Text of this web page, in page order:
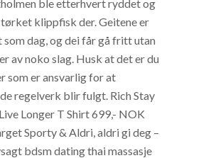
ble etterhvert ryddet og
klippfisk der. Geitene er
som dag, og dei får gå fritt utan
av noko slag. Husk at det er du
som er ansvarlig for at
regelverk blir fulgt. Rich Stay
Longer T Shirt 699,- NOK
Sporty & Aldri, aldri gi deg –
bdsm dating thai massasje